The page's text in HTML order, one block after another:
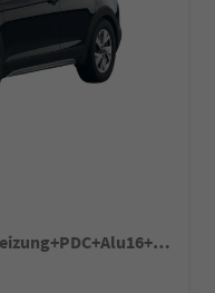
Trend 115PS DSG AppConnect+Sitzheizung+PDC+Alu16+LED+DAB+FrontAssist